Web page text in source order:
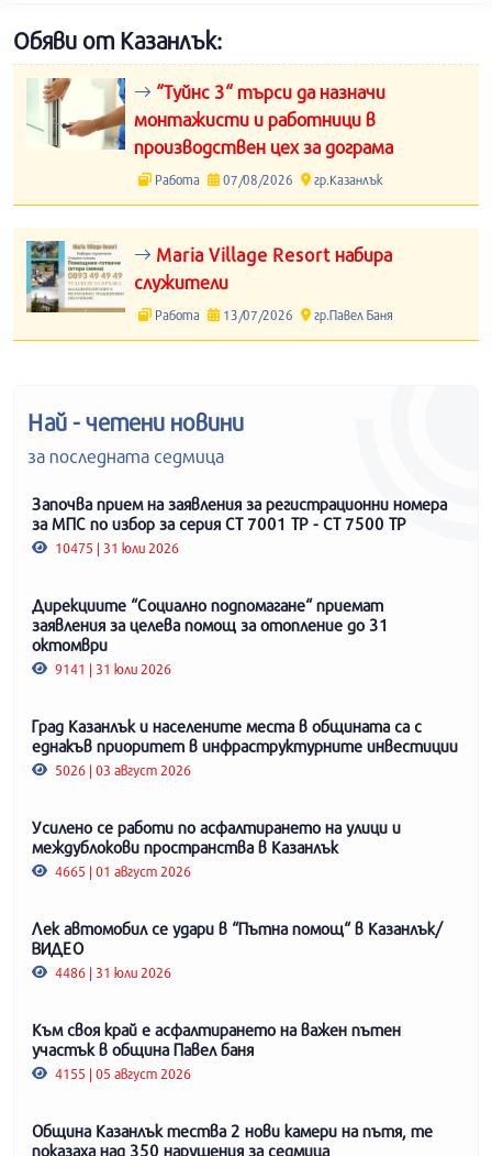
Обяви от Казанлък:
“Туйнс 3“ търси да назначи
монтажисти и работници в
производствен цех за дограма
Работа 07/08/2026 гр.Казанлък
Maria Village Resort набира
служители
Работа 13/07/2026 гр.Павел Баня
Най - четени новини
за последната седмица
Започва прием на заявления за регистрационни номера
за МПС по избор за серия СТ 7001 ТР - СТ 7500 ТР
10475 | 31 юли 2026
Дирекциите “Социално подпомагане“ приемат
заявления за целева помощ за отопление до 31
октомври
9141 | 31 юли 2026
Град Казанлък и населените места в общината са с
еднакъв приоритет в инфраструктурните инвестиции
5026 | 03 август 2026
Усилено се работи по асфалтирането на улици и
междублокови пространства в Казанлък
4665 | 01 август 2026
Лек автомобил се удари в “Пътна помощ“ в Казанлък/
ВИДЕО
4486 | 31 юли 2026
Към своя край е асфалтирането на важен пътен
участък в община Павел баня
4155 | 05 август 2026
Община Казанлък тества 2 нови камери на пътя, те
показаха над 350 нарушения за седмица